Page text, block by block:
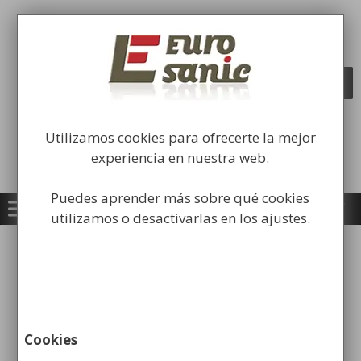
Saltar
Fabricación y comercialización de
equipamiento para la higiene industrial
Búsqueda
de
secador de manos para un
Utilizamos cookies para ofrecerte la mejor
experiencia en nuestra web.
Puedes aprender más sobre qué cookies
utilizamos o desactivarlas en los ajustes.
Cookies